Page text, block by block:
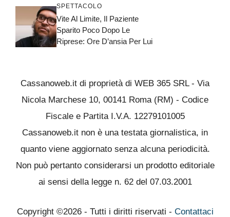
SPETTACOLO
Vite Al Limite, Il Paziente
Sparito Poco Dopo Le
Riprese: Ore D’ansia Per Lui
Cassanoweb.it di proprietà di WEB 365 SRL - Via
Nicola Marchese 10, 00141 Roma (RM) - Codice
Fiscale e Partita I.V.A. 12279101005
Cassanoweb.it non è una testata giornalistica, in
quanto viene aggiornato senza alcuna periodicità.
Non può pertanto considerarsi un prodotto editoriale
ai sensi della legge n. 62 del 07.03.2001
Copyright ©2026 - Tutti i diritti riservati - Contattaci